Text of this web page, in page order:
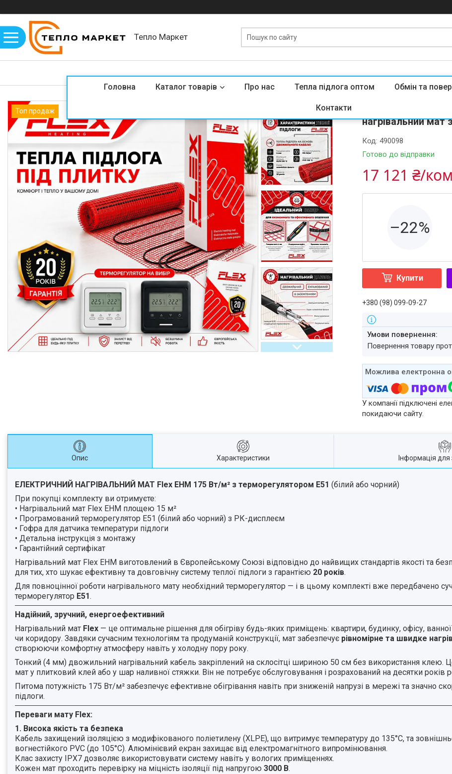
Тепло Маркет
Головна Каталог товарів Про нас Тепла підлога оптом Обмін та
Контакти
Топ продаж
нагрівальний мат
Готово до відправки
Код:490098
17 121 ₴/
–22%
Купити
+380 (98) 099-09-27
повернення товару
У компанії підключені
покидаючи сайту.
Опис Характеристики Інформація
ЕЛЕКТРИЧНИЙ НАГРІВАЛЬНИЙ МАТ Flex EHM 175 Вт/м² з терморегулятором E51 (білий або чорний)
При покупці комплекту ви отримуєте:
• Нагрівальний мат Flex EHM площею 15 м²
• Програмований терморегулятор E51 (білий або чорний) з РК-дисплеєм
• Гофра для датчика температури підлоги
• Детальна інструкція з монтажу
• Гарантійний сертифікат
Нагрівальний мат Flex EHM виготовлений в Європейському Союзі відповідно до найвищих стандартів якості та
для тих, хто шукає ефективну та довговічну систему теплої підлоги з гарантією 20 років.
Для повноцінної роботи нагрівального мату необхідний терморегулятор — і в цьому комплекті вже передбачено
терморегулятор E51.
Надійний, зручний, енергоефективний
Нагрівальний мат Flex — це оптимальне рішення для обігріву будь-яких приміщень: квартири, будинку, офісу, ванної
чи коридору. Завдяки сучасним технологіям та продуманій конструкції, мат забезпечує рівномірне та швидке
створюючи комфортну атмосферу навіть у холодну пору року.
Тонкий (4 мм) двожильний нагрівальний кабель закріплений на склосітці шириною 50 см без використання клею.
мат у плитковий клей або у шар наливної стяжки. Він не потребує обслуговування і розрахований на десятки років
Питома потужність 175 Вт/м² забезпечує ефективне обігрівання навіть при зниженій напрузі в мережі та значно
підлоги.
Переваги мату Flex:
1. Висока якість та безпека
Кабель захищений ізоляцією з модифікованого поліетилену (XLPE), що витримує температуру до 135°C, та
вогнестійкого PVC (до 105°C). Алюмінієвий екран захищає від електромагнітного випромінювання.
Клас захисту IPX7 дозволяє використовувати систему навіть у вологих приміщеннях.
Кожен мат проходить перевірку на міцність ізоляції під напругою 3000 В.